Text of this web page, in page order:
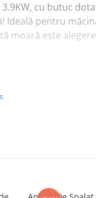
cu butuc
Ideală pentru
moară este
– 100% cupru 🔥
utilizare
în
ușoară –